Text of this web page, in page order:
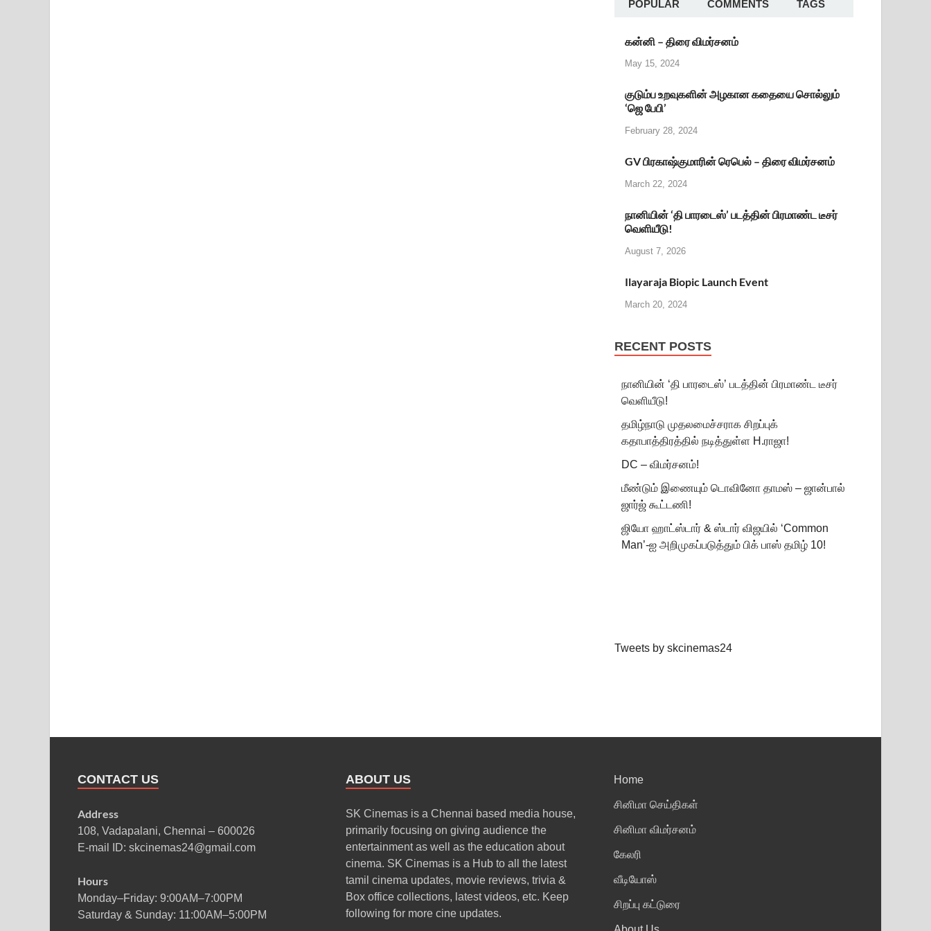
POPULAR COMMENTS TAGS
கன்னி – திரை விமர்சனம்
May 15, 2024
குடும்ப உறவுகளின் அழகான கதையை சொல்லும்
‘ஜெ பேபி’
February 28, 2024
GV பிரகாஷ்குமாரின் ரெபெல் – திரை விமர்சனம்
March 22, 2024
நானியின் ‘தி பாரடைஸ்’ படத்தின் பிரமாண்ட டீசர்
வெளியீடு!
August 7, 2026
Ilayaraja Biopic Launch Event
March 20, 2024
RECENT POSTS
நானியின் ‘தி பாரடைஸ்’ படத்தின் பிரமாண்ட டீசர்
வெளியீடு!
தமிழ்நாடு முதலமைச்சராக சிறப்புக்
கதாபாத்திரத்தில் நடித்துள்ள H.ராஜா!
DC – விமர்சனம்!
மீண்டும் இணையும் டொவினோ தாமஸ் – ஜான்பால்
ஜார்ஜ் கூட்டணி!
ஜியோ ஹாட்ஸ்டார் & ஸ்டார் விஜயில் ‘Common
Man’-ஐ அறிமுகப்படுத்தும் பிக் பாஸ் தமிழ் 10!
Tweets by skcinemas24
CONTACT US
Address
108, Vadapalani, Chennai – 600026
E-mail ID: skcinemas24@gmail.com
Hours
Monday–Friday: 9:00AM–7:00PM
Saturday & Sunday: 11:00AM–5:00PM
ABOUT US
SK Cinemas is a Chennai based media house,
primarily focusing on giving audience the
entertainment as well as the education about
cinema. SK Cinemas is a Hub to all the latest
tamil cinema updates, movie reviews, trivia &
Box office collections, latest videos, etc. Keep
following for more cine updates.
Home
சினிமா செய்திகள்
சினிமா விமர்சனம்
கேலரி
வீடியோஸ்
சிறப்பு கட்டுரை